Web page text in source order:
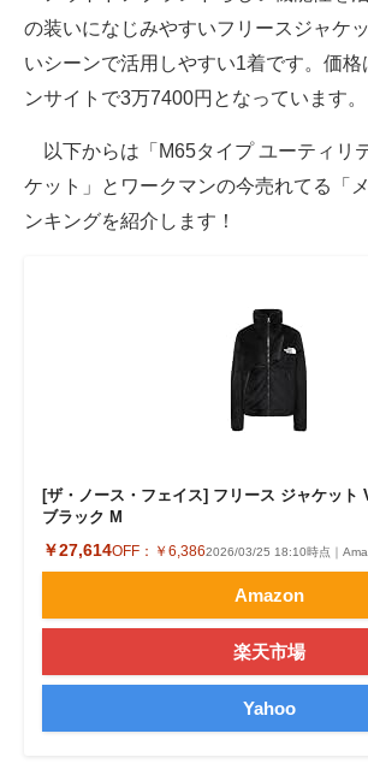
の装いになじみやすいフリースジャケ
いシーンで活用しやすい1着です。価格
ンサイトで3万7400円となっています。
以下からは「M65タイプ ユーティリ
ケット」とワークマンの今売れてる「
ンキングを紹介します！
[ザ・ノース・フェイス] フリース ジャケッ
ブラック M
￥27,614OFF： ￥6,3862026/03/25 18:10時点｜
Amazon
楽天市場
Yahoo